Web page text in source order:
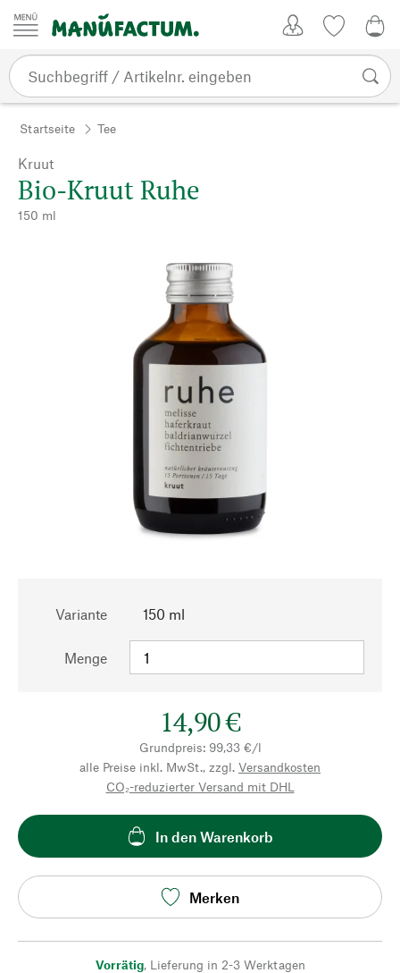
Zum Inhalt springen
Startseite Tee
Kruut
Bio-Kruut Ruhe
150 ml
Variante 150 ml
Menge
14,90 €
Grundpreis: 99,33 €/l
alle Preise inkl. MwSt., zzgl. Versandkosten
CO₂-reduzierter Versand mit DHL
In den Warenkorb
Merken
Vorrätig, Lieferung in 2-3 Werktagen